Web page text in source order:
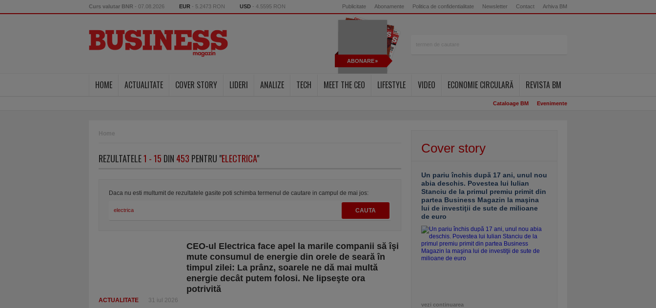
Curs valutar BNR - 07.08.2026 EUR - 5.2473 RON USD - 4.5595 RON Publicitate Abonamente Politica de confidentialitate Newsletter Contact Arhiva BM
ABONARE
HOME ACTUALITATE COVER STORY LIDERI ANALIZE TECH MEET THE CEO LIFESTYLE VIDEO ECONOMIE CIRCULARĂ REVISTA BM
Cataloage BM Evenimente
Home
REZULTATELE1 - 15 DIN 453 PENTRU "ELECTRICA"
Daca nu esti multumit de rezultatele gasite poti schimba termenul de cautare in campul de mai jos:
CEO-ul Electrica face apel la marile companii să îşi
mute consumul de energie din orele de seară în
timpul zilei: La prânz, soarele ne dă mai multă
energie decât putem folosi. Ne lipseşte ora
potrivită
ACTUALITATE 31 iul 2026
Cover story
Un pariu închis după 17 ani, unul nou
abia deschis. Povestea lui Iulian
Stanciu de la primul premiu primit din
partea Business Magazin la maşina
lui de investiţii de sute de milioane
de euro
vezi continuarea